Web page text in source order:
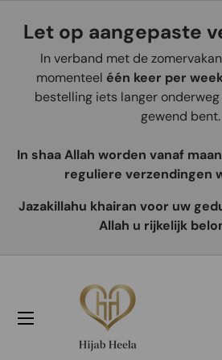
Aller au contenu
Let op aangepaste
In verband met de
momenteel één keer per
bestelling iets langer onderweg
gewend bent.
In shaa Allah worden vanaf
reguliere verzendingen
Jazakillahu khairan voor uw
Allah u rijkelijk